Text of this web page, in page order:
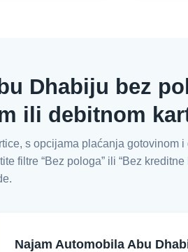
Dhabiju bez
ili debitnom
s opcijama plaćanja gotovinom i
filtre “Bez pologa” ili “Bez kreditne
Najam Automobila Abu